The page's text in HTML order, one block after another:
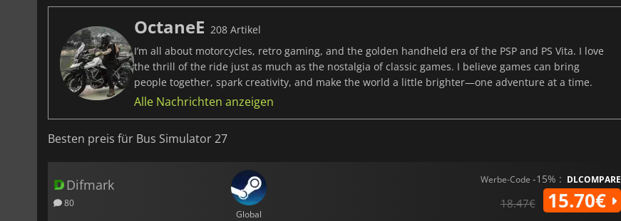
OctaneE 208 Artikel
I’m all about motorcycles, retro gaming, and the golden handheld era of the PSP and PS Vita. I love
the thrill of the ride just as much as the nostalgia of classic games. I believe games can bring
people together, spark creativity, and make the world a little brighter—one adventure at a time.
Alle Nachrichten anzeigen
Besten preis für Bus Simulator 27
Difmark
80
Global
Werbe-Code -15% : DLCOMPARE
18.47€ 15.70€